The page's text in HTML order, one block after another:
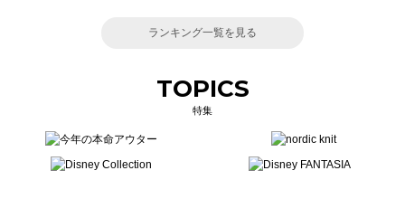
ランキング一覧を見る
TOPICS
特集